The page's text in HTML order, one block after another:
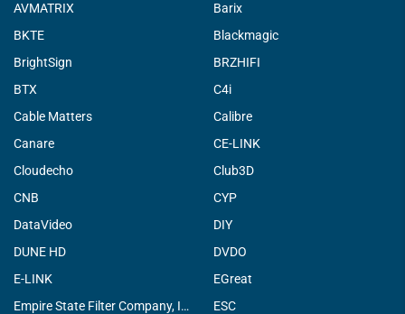
AVMATRIX
Barix
BKTE
Blackmagic
BrightSign
BRZHIFI
BTX
C4i
Cable Matters
Calibre
Canare
CE-LINK
Cloudecho
Club3D
CNB
CYP
DataVideo
DIY
DUNE HD
DVDO
E-LINK
EGreat
Empire State Filter Company, INC.
ESC